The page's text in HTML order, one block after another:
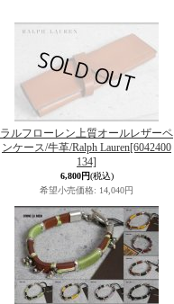
ラルフローレン上質オールレザーペ
ンケース/牛革/Ralph Lauren[6042400
134]
6,800円(税込)
希望小売価格: 14,040円